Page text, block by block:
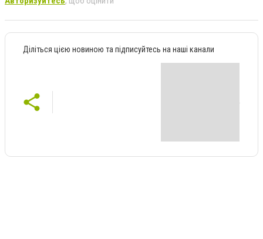
Діліться цією новиною та підписуйтесь на наші канали